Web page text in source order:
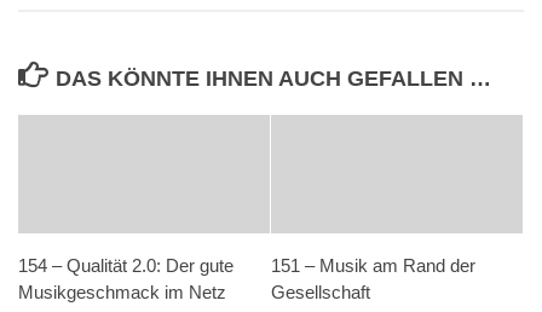
DAS KÖNNTE IHNEN AUCH GEFALLEN …
154 – Qualität 2.0: Der gute
Musikgeschmack im Netz
151 – Musik am Rand der
Gesellschaft